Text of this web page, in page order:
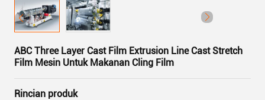
ABC Three Layer Cast Film Extrusion Line Cast Stretch
Film Mesin Untuk Makanan Cling Film
Rincian produk